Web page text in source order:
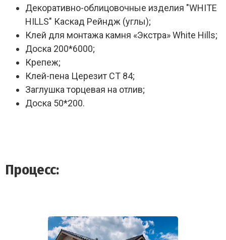
Декоративно-облицовочные изделия "WHITE
HILLS" Каскад Рейндж (углы);
Клей для монтажа камня «Экстра» White Hills;
Доска 200*6000;
Крепеж;
Клей-пена Церезит СТ 84;
Заглушка торцевая на отлив;
Доска 50*200.
Процесс: